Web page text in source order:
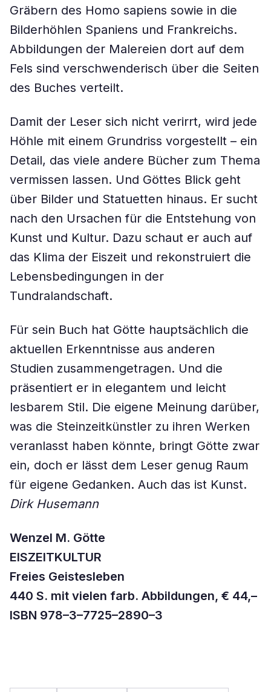
Gräbern des Homo sapiens sowie in die
Bilderhöhlen Spaniens und Frankreichs.
Abbildungen der Malereien dort auf dem
Fels sind verschwenderisch über die Seiten
des Buches verteilt.
Damit der Leser sich nicht verirrt, wird jede
Höhle mit einem Grundriss vorgestellt – ein
Detail, das viele andere Bücher zum Thema
vermissen lassen. Und Göttes Blick geht
über Bilder und Statuetten hinaus. Er sucht
nach den Ursachen für die Entstehung von
Kunst und Kultur. Dazu schaut er auch auf
das Klima der Eiszeit und rekonstruiert die
Lebensbedingungen in der
Tundralandschaft.
Für sein Buch hat Götte hauptsächlich die
aktuellen Erkenntnisse aus anderen
Studien zusammengetragen. Und die
präsentiert er in elegantem und leicht
lesbarem Stil. Die eigene Meinung darüber,
was die Steinzeitkünstler zu ihren Werken
veranlasst haben könnte, bringt Götte zwar
ein, doch er lässt dem Leser genug Raum
für eigene Gedanken. Auch das ist Kunst.
Dirk Husemann
Wenzel M. Götte
EISZEITKULTUR
Freies Geistesleben
440 S. mit vielen farb. Abbildungen, € 44,–
ISBN 978–3–7725–2890–3